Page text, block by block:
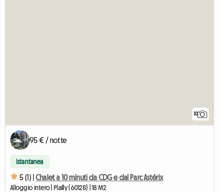
10
95 € / notte
Istantanea
5 (1) | Chalet a 10 minuti da CDG e dal Parc Astérix
Alloggio intero | Plailly (60128) | 18 M2